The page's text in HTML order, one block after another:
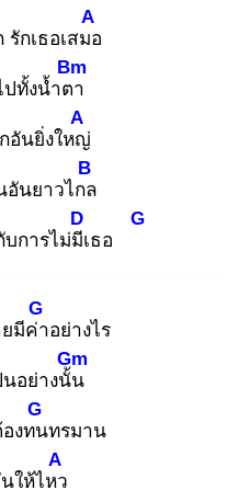
รักเธอเสมอ
A
ทั้งน้ำตา
Bm
อันยิ่งใหญ่
A
อันยาวไกล
B
บการไม่มีเ
D
ธอ
G
ยมีค่า
G
อย่างไร
นอย่างนั้น
Gm
งทน
G
ทรมาน
ให้ไหว
A